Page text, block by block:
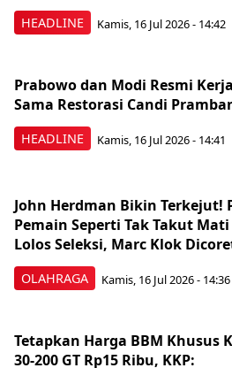
HEADLINE Kamis, 16 Jul 2026 - 14:42
HEADLINE
Prabowo dan Modi Resmi Kerja
Sama Restorasi Candi
Kamis, 16 Jul 2026 - 14:41
OLAHRAGA
John Herdman Bikin Terkejut!
Pemain Seperti Tak Takut
Lolos Seleksi, Marc Klok
Kamis, 16 Jul 2026 - 14:36
Tetapkan Harga BBM Khusus
30-200 GT Rp15 Ribu, KKP: